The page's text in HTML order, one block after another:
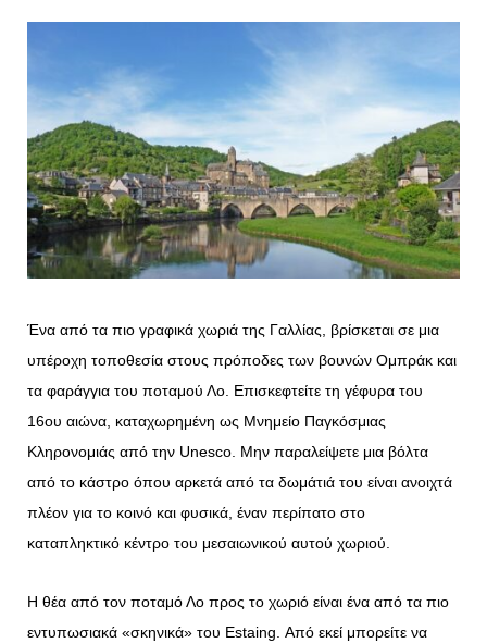
Ένα από τα πιο γραφικά χωριά της Γαλλίας, βρίσκεται σε μια
υπέροχη τοποθεσία στους πρόποδες των βουνών Ομπράκ και
τα φαράγγια του ποταμού Λο. Επισκεφτείτε τη γέφυρα του
16ου αιώνα, καταχωρημένη ως Μνημείο Παγκόσμιας
Κληρονομιάς από την Unesco. Μην παραλείψετε μια βόλτα
από το κάστρο όπου αρκετά από τα δωμάτιά του είναι ανοιχτά
πλέον για το κοινό και φυσικά, έναν περίπατο στο
καταπληκτικό κέντρο του μεσαιωνικού αυτού χωριού.
Η θέα από τον ποταμό Λο προς το χωριό είναι ένα από τα πιο
εντυπωσιακά «σκηνικά» του Estaing. Από εκεί μπορείτε να